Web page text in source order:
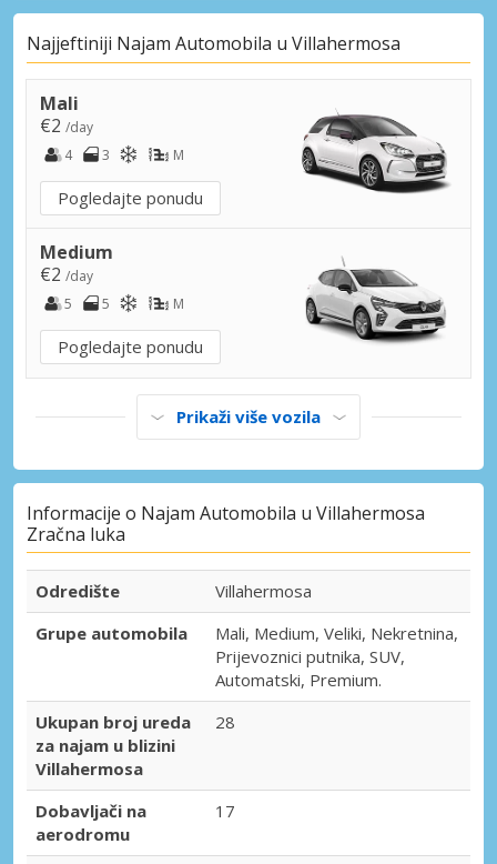
Najjeftiniji Najam Automobila u Villahermosa
Mali
€2 /day
4
3 M
Pogledajte ponudu
Medium
€2 /day
5
5 M
Pogledajte ponudu
Prikaži više vozila
Informacije o Najam Automobila u Villahermosa
Zračna luka
Odredište
Villahermosa
Grupe automobila
Mali, Medium, Veliki, Nekretnina,
Prijevoznici putnika, SUV,
Automatski, Premium.
Ukupan broj ureda
za najam u blizini
Villahermosa
28
Dobavljači na
aerodromu
17